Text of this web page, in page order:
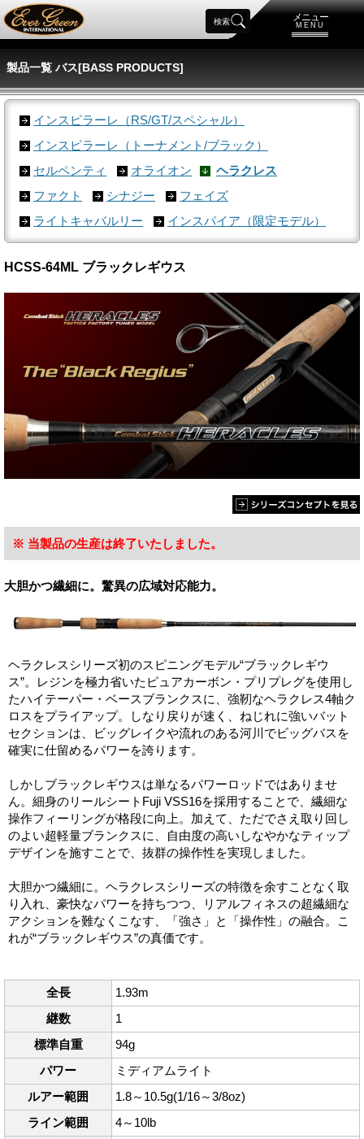
メニュー
MENU
検索
製品一覧 バス[BASS PRODUCTS]
インスピラーレ（RS/GT/スペシャル）
インスピラーレ（トーナメント/ブラック）
セルペンティ
オライオン
ヘラクレス
ファクト
シナジー
フェイズ
ライトキャバルリー
インスパイア（限定モデル）
HCSS-64ML ブラックレギウス
※ 当製品の生産は終了いたしました。
大胆かつ繊細に。驚異の広域対応能力。
ヘラクレスシリーズ初のスピニングモデル“ブラックレギウ
ス”。レジンを極力省いたピュアカーボン・プリプレグを使用し
たハイテーパー・ベースブランクスに、強靭なヘラクレス4軸ク
ロスをプライアップ。しなり戻りが速く、ねじれに強いバット
セクションは、ビッグレイクや流れのある河川でビッグバスを
確実に仕留めるパワーを誇ります。
しかしブラックレギウスは単なるパワーロッドではありませ
ん。細身のリールシートFuji VSS16を採用することで、繊細な
操作フィーリングが格段に向上。加えて、ただでさえ取り回し
のよい超軽量ブランクスに、自由度の高いしなやかなティップ
デザインを施すことで、抜群の操作性を実現しました。
大胆かつ繊細に。ヘラクレスシリーズの特徴を余すことなく取
り入れ、豪快なパワーを持ちつつ、リアルフィネスの超繊細な
アクションを難なくこなす、「強さ」と「操作性」の融合。こ
れが“ブラックレギウス”の真価です。
全長
1.93m
継数
1
標準自重
94g
パワー
ミディアムライト
ルアー範囲
1.8～10.5g(1/16～3/8oz)
ライン範囲
4～10lb